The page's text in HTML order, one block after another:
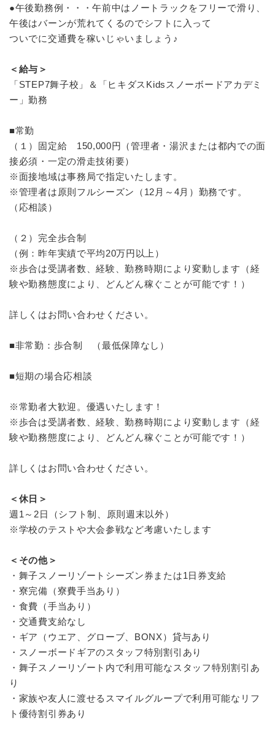
●午後勤務例・・・午前中はノートラックをフリーで滑り、
午後はバーンが荒れてくるのでシフトに入って
ついでに交通費を稼いじゃいましょう♪
＜給与＞
「STEP7舞子校」＆「ヒキダスKidsスノーボードアカデミ
ー」勤務
■常勤
（１）固定給 150,000円（管理者・湯沢または都内での面
接必須・一定の滑走技術要）
※面接地域は事務局で指定いたします。
※管理者は原則フルシーズン（12月～4月）勤務です。
（応相談）
（２）完全歩合制
（例：昨年実績で平均20万円以上）
※歩合は受講者数、経験、勤務時期により変動します（経
験や勤務態度により、どんどん稼ぐことが可能です！）
詳しくはお問い合わせください。
■非常勤：歩合制 （最低保障なし）
■短期の場合応相談
※常勤者大歓迎。優遇いたします！
※歩合は受講者数、経験、勤務時期により変動します（経
験や勤務態度により、どんどん稼ぐことが可能です！）
詳しくはお問い合わせください。
＜休日＞
週1～2日（シフト制、原則週末以外）
※学校のテストや大会参戦など考慮いたします
＜その他＞
・舞子スノーリゾートシーズン券または1日券支給
・寮完備（寮費手当あり）
・食費（手当あり）
・交通費支給なし
・ギア（ウエア、グローブ、BONX）貸与あり
・スノーボードギアのスタッフ特別割引あり
・舞子スノーリゾート内で利用可能なスタッフ特別割引あ
り
・家族や友人に渡せるスマイルグループで利用可能なリフ
ト優待割引券あり